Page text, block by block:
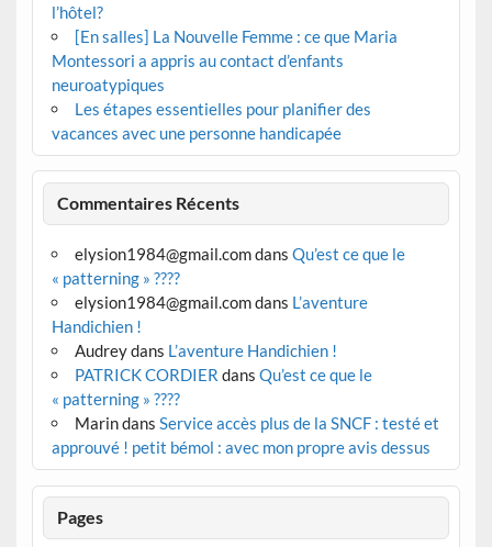
l’hôtel?
[En salles] La Nouvelle Femme : ce que Maria
Montessori a appris au contact d’enfants
neuroatypiques
Les étapes essentielles pour planifier des
vacances avec une personne handicapée
Commentaires Récents
elysion1984@gmail.comdans Qu’est ce que le
« patterning » ????
elysion1984@gmail.comdans L’aventure
Handichien !
Audreydans L’aventure Handichien !
PATRICK CORDIER dans Qu’est ce que le
« patterning » ????
Marindans Service accès plus de la SNCF : testé et
approuvé ! petit bémol : avec mon propre avis dessus
Pages